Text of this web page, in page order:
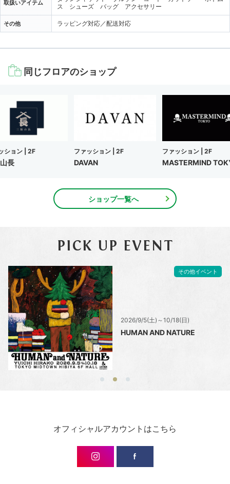
取扱いアイテム
ス シューズ バッグ アクセサリー
その他 ラッピング対応／配送対応
同じフロアのショップ
ション | 2F
長
ファッション | 2F
DAVAN
ファッション | 2F
MASTERMIND
ショップ一覧へ
PICK UP EVENT
2026/9/5(土)～10/18(日)
HUMAN AND NATURE
その他イベント
オフィシャルアカウントはこちら